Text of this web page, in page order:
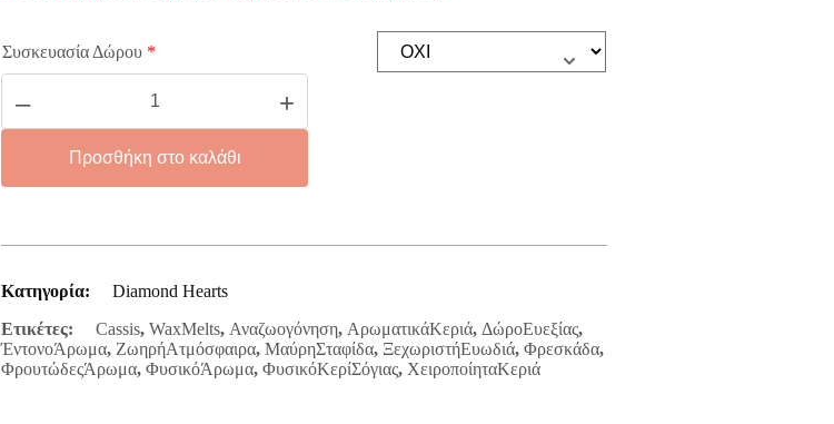
Συσκευασία Δώρου *
–
Cassis
+
Προσθήκη στο καλάθι
Κατηγορία:
Diamond Hearts
Ετικέτες:
Cassis, WaxMelts, Αναζωογόνηση, ΑρωματικάΚεριά, ΔώροΕυεξίας,
ΈντονοΆρωμα, ΖωηρήΑτμόσφαιρα, ΜαύρηΣταφίδα, ΞεχωριστήΕυωδιά, Φρεσκάδα,
ΦρουτώδεςΆρωμα, ΦυσικόΆρωμα, ΦυσικόΚερίΣόγιας, ΧειροποίηταΚεριά